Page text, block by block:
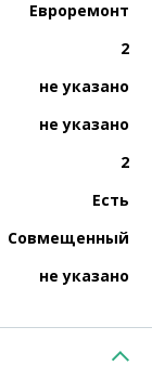
Евроремонт
2
не указано
не указано
2
Есть
Совмещенный
не указано